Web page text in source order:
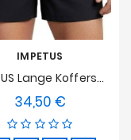
IMPETUS
IMPETUS Lange Koffershorts Mit Weichen Premium-Knöpfen - Marineblau
34,50 €